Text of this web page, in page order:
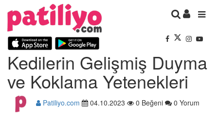
Kedilerin Gelişmiş Duyma
ve Koklama Yetenekleri
Patiliyo.com 04.10.2023 0 Beğeni 0 Yorum